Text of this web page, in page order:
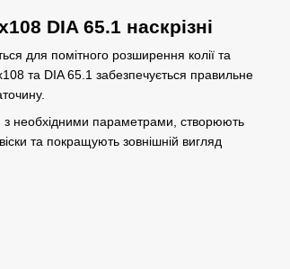
DIA 65.1 наскрізні
для помітного розширення колії та
та DIA 65.1 забезпечується правильне
з необхідними параметрами, створюють
та покращують зовнішній вигляд